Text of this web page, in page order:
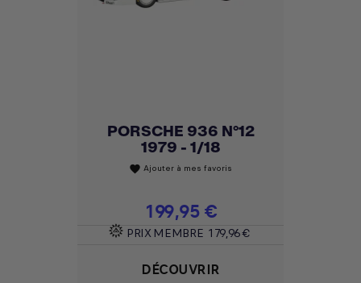
PORSCHE 936 N°12
1979 - 1/18
favorite Ajouter à mes favoris
Prix
199,95 €
PRIX MEMBRE 179,96 €
DÉCOUVRIR